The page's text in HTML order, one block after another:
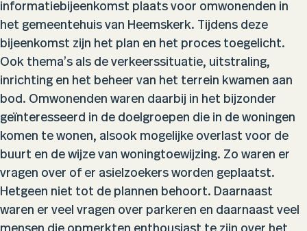
informatiebijeenkomst plaats voor omwonenden in
het gemeentehuis van Heemskerk. Tijdens deze
bijeenkomst zijn het plan en het proces toegelicht.
Ook thema’s als de verkeerssituatie, uitstraling,
inrichting en het beheer van het terrein kwamen aan
bod. Omwonenden waren daarbij in het bijzonder
geïnteresseerd in de doelgroepen die in de woningen
komen te wonen, alsook mogelijke overlast voor de
buurt en de wijze van woningtoewijzing. Zo waren er
vragen over of er asielzoekers worden geplaatst.
Hetgeen niet tot de plannen behoort. Daarnaast
waren er veel vragen over parkeren en daarnaast veel